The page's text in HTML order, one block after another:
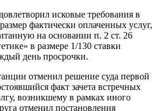
исковые требования в
фактически оплаченных услуг,
на основании п. 2 ст. 26
в размере 1/130 ставки
день просрочки.
отменил решение суда первой
факт зачета встречных
возникшему в рамках иного
отменил постановления